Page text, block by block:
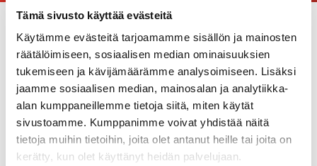
Tämä sivusto käyttää evästeitä
Käytämme evästeitä tarjoamamme sisällön ja mainosten
räätälöimiseen, sosiaalisen median ominaisuuksien
tukemiseen ja kävijämäärämme analysoimiseen. Lisäksi
jaamme sosiaalisen median, mainosalan ja analytiikka-
alan kumppaneillemme tietoja siitä, miten käytät
sivustoamme. Kumppanimme voivat yhdistää näitä
tietoja muihin tietoihin, joita olet antanut heille tai joita on
kerätty, kun olet käyttänyt heidän palvelujaan.
Yhteystiedot